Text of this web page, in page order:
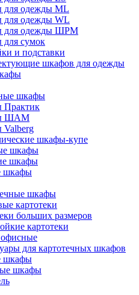
одежды ML
одежды WL
для одежды ШРМ
сумок
и подставки
шкафов для одежды
шкафы
ШАМ
шкафы-купе
шкафы
шкафы
шкафы
шкафы
картотеки
больших размеров
картотеки
для картотечных шкафов
шкафы
шкафы